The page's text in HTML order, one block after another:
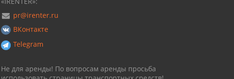
pr@irenter.ru
ВКонтакте
Telegram
Не для аренды! По вопросам аренды просьба